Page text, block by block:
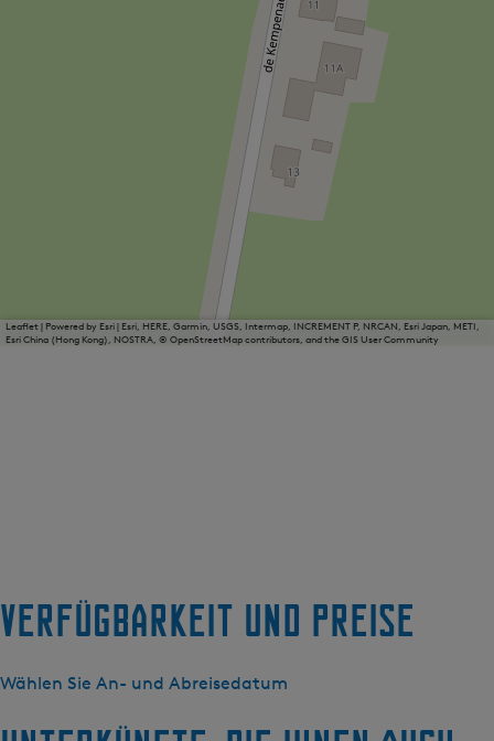
Leaflet| Powered by Esri | Esri, HERE, Garmin, USGS, Intermap, INCREMENT P, NRCAN, Esri Japan, METI,
Esri China (Hong Kong), NOSTRA, © OpenStreetMap contributors, and the GIS User Community
Verfügbarkeit und Preise
Wählen Sie An- und Abreisedatum